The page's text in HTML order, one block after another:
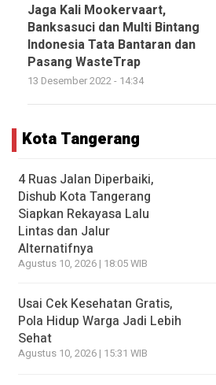
Jaga Kali Mookervaart,
Banksasuci dan Multi Bintang
Indonesia Tata Bantaran dan
Pasang WasteTrap
13 Desember 2022 - 14:34
Kota Tangerang
4 Ruas Jalan Diperbaiki,
Dishub Kota Tangerang
Siapkan Rekayasa Lalu
Lintas dan Jalur
Alternatifnya
Agustus 10, 2026 | 18:05 WIB
Usai Cek Kesehatan Gratis,
Pola Hidup Warga Jadi Lebih
Sehat
Agustus 10, 2026 | 15:31 WIB